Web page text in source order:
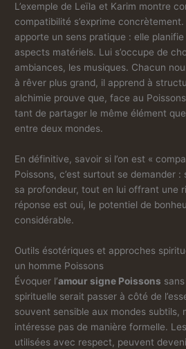
L’exemple de Leïla et Karim montre
compatibilité s’exprime
apporte un sens pratique : elle
aspects matériels. Lui s’occupe de
ambiances, les musiques. Chacun
à rêver plus grand, il apprend à
alchimie prouve que, face au
tant de partager le même élément
entre deux mondes.
En définitive, savoir si l’on est «
Poissons, c’est surtout se demander
sa profondeur, tout en lui offrant une
réponse est oui, le potentiel de
considérable.
Outils ésotériques et approches
un homme Poissons
Évoquer l’amour signe Poissons
spirituelle serait passer à côté de
souvent sensible aux mondes subtils,
intéresse pas de manière formelle.
utilisées avec respect, peuvent